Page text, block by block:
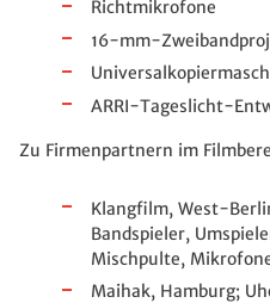
Richtmikrofone
16-mm-
ARRI-Tageslicht-
Zu Firmenpartnern im
Klangfilm, West-
Bandspieler,
Mischpulte,
Maihak, Hamburg;